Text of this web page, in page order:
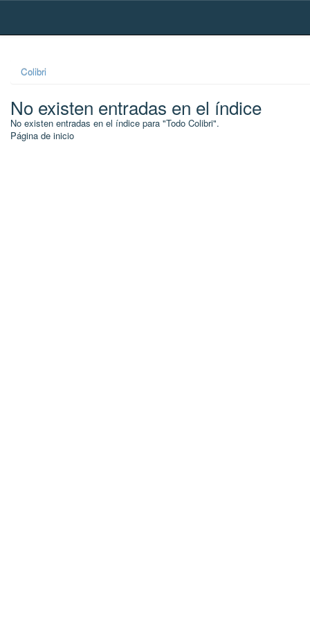
Skip
Colibri
No existen entradas en el índice
No existen entradas en el índice para "Todo Colibri".
Página de inicio